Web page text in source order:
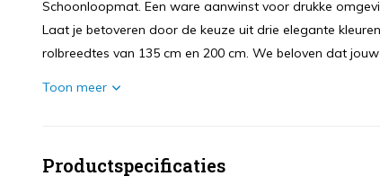
Schoonloopmat. Een ware aanwinst voor drukke
Laat je betoveren door de keuze uit drie elegante
rolbreedtes van 135 cm en 200 cm. We beloven dat jouw
Toon meer
Productspecificaties